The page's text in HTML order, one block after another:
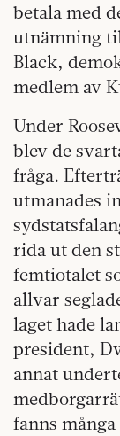
betala med
utnämning
Black,
medlem av
Under
blev de
fråga.
utmanades
rida ut den
femtiotalet
allvar
laget hade
president,
annat
fanns